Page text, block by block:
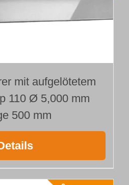
mit aufgelötetem
110 Ø 5,000 mm
500 mm